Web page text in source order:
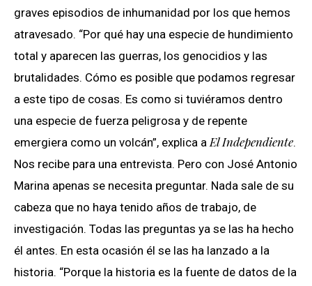
graves episodios de inhumanidad por los que hemos
atravesado. “Por qué hay una especie de hundimiento
total y aparecen las guerras, los genocidios y las
brutalidades. Cómo es posible que podamos regresar
a este tipo de cosas. Es como si tuviéramos dentro
una especie de fuerza peligrosa y de repente
emergiera como un volcán”, explica aEl Independiente.
Nos recibe para una entrevista. Pero con José Antonio
Marina apenas se necesita preguntar. Nada sale de su
cabeza que no haya tenido años de trabajo, de
investigación. Todas las preguntas ya se las ha hecho
él antes. En esta ocasión él se las ha lanzado a la
historia. “Porque la historia es la fuente de datos de la